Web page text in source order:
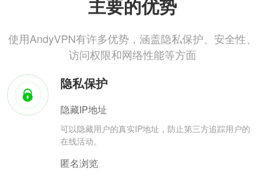
主要的优势
使用AndyVPN有许多优势，涵盖隐私保护、安全性、
访问权限和网络性能等方面
隐私保护
隐藏IP地址
可以隐藏用户的真实IP地址，防止第三方追踪用户的
在线活动。
匿名浏览